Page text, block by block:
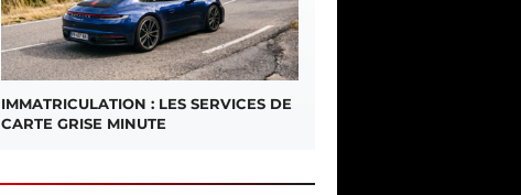
IMMATRICULATION : LES SERVICES DE
CARTE GRISE MINUTE